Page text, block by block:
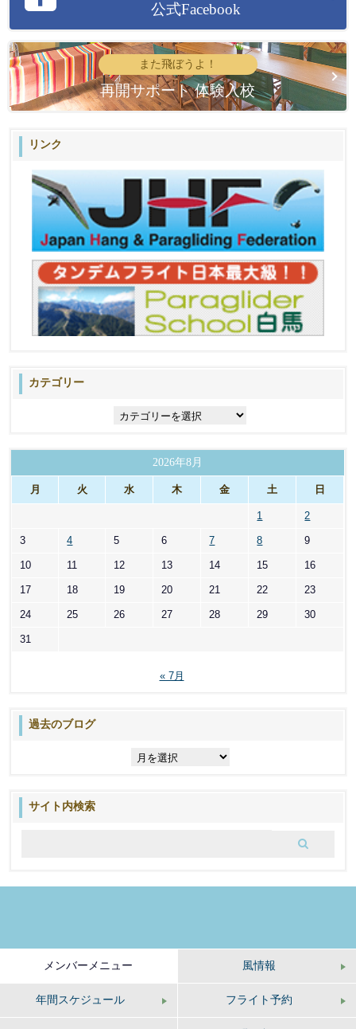
公式Facebook
また飛ぼうよ！
再開サポート 体験入校
リンク
カテゴリー
ー
2026年8月
月 火 水 木 金 土 日
1 2
3 4 5 6 7 8 9
10 11 12 13 14 15 16
17 18 19 20 21 22 23
24 25 26 27 28 29 30
31
« 7月
過去のブログ
サイト内検索
メンバーメニュー 風情報
年間スケジュール フライト予約